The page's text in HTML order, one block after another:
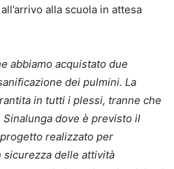
alla scuola in attesa
abbiamo acquistato due
dei pulmini. La
in tutti i plessi, tranne che
dove è previsto il
realizzato per
delle attività